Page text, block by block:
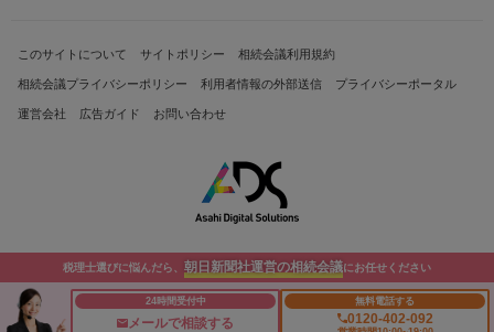
税理士選びに悩んだら、 朝日新聞社運営の相続会議にお任せください
24時間受付中
メールで相談する
無料電話する
0120-402-092
このサイトについて サイトポリシー 相続会議利用規約
相続会議プライバシーポリシー 利用者情報の外部送信 プライバシーポータル
運営会社 広告ガイド お問い合わせ
Copyright© The Asahi Shimbun Company. All Rights Reserved.